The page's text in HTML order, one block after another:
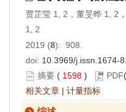
贾芷莹 1, 2，董旻晔 1, 2
1, 2
2019 (8): 908.
doi: 10.3969/j.issn.1674-
摘要 ( 1598 ) PDF
相关文章 | 计量指标